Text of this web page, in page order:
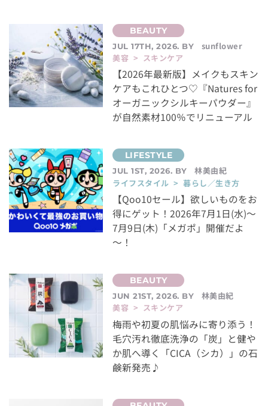
JUL 17TH, 2026. BY
sunflower
美容 > スキンケア
【2026年最新版】メイクもスキン
ケアもこれひとつ♡『Natures for
オーガニックシルキーパウダー』
が自然素材100％でリニューアル
JUL 1ST, 2026. BY
林美由紀
ライフスタイル > 暮らし／生き方
【Qoo10セール】欲しいものをお
得にゲット！2026年7月1日(水)～
7月9日(木)「メガポ」開催だよ
～！
JUN 21ST, 2026. BY
林美由紀
美容 > スキンケア
梅雨や初夏の肌悩みに寄り添う！
毛穴汚れ徹底洗浄の「炭」と健や
か肌へ導く「CICA（シカ）」の石
鹸新発売♪